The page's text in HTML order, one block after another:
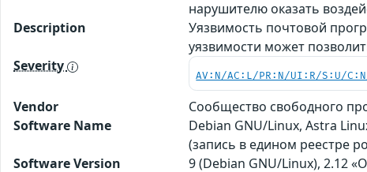
нарушителю оказать
Description
Уязвимость почтовой
уязвимости может
Severity
AV:N/AC:L/PR:N/UI:R/S:U/
Vendor
Сообщество свободного
Software Name
Debian GNU/Linux, Astra
(запись в едином реестре
Software Version
9 (Debian GNU/Linux), 2.12